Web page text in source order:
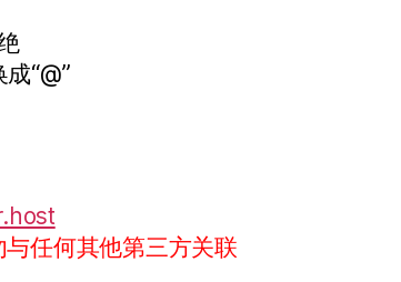
“@”
任何其他第三方关联